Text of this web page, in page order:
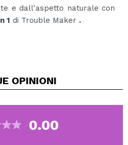
e dall'aspetto naturale con
1 di Trouble Maker .
facilmente le zone
"tatuaggio" a lunga durata
lunga durata in un prodotto
OPINIONI
0.00